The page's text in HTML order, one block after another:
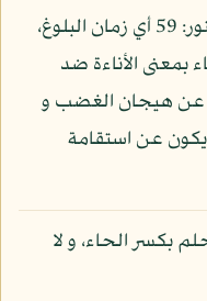
«و إذا بلغ الأطفال منكم الحلم»: النور: 59 أي زمان البلوغ،
بمعنى الأناءة ضد
عن هيجان الغضب و
يكون عن استقامة
بكسر الحاء، و لا